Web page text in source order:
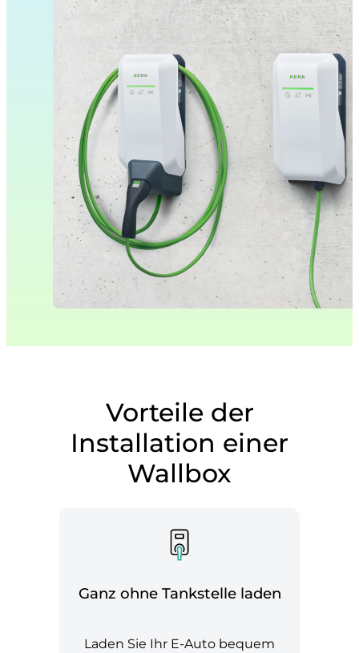
Vorteile der
Installation einer
Wallbox
Ganz ohne Tankstelle laden
Laden Sie Ihr E-Auto bequem